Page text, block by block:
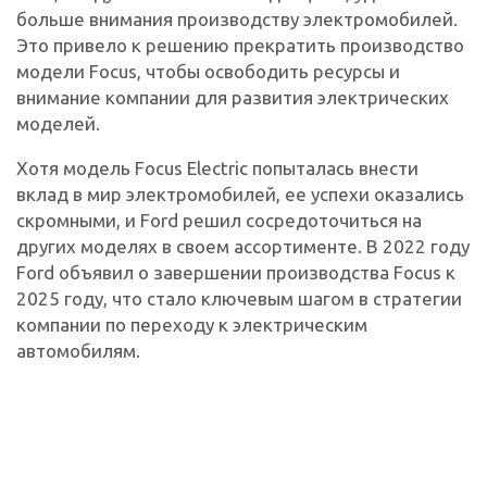
больше внимания производству электромобилей.
Это привело к решению прекратить производство
модели Focus, чтобы освободить ресурсы и
внимание компании для развития электрических
моделей.
Хотя модель Focus Electric попыталась внести
вклад в мир электромобилей, ее успехи оказались
скромными, и Ford решил сосредоточиться на
других моделях в своем ассортименте. В 2022 году
Ford объявил о завершении производства Focus к
2025 году, что стало ключевым шагом в стратегии
компании по переходу к электрическим
автомобилям.